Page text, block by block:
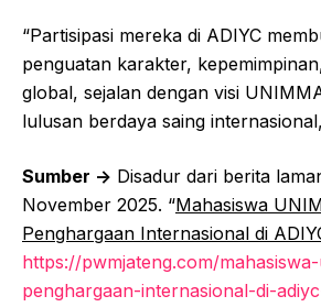
“Partisipasi mereka di ADIYC
penguatan karakter,
global, sejalan dengan visi
lulusan berdaya saing
Sumber -> Disadur dari berita
November 2025. “Mahasiswa
Penghargaan Internasional di
https://pwmjateng.com/
penghargaan-internasional-di-